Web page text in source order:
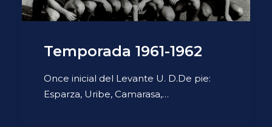
Search
Temporada 1961-1962
Once inicial del Levante U. D.De pie:
Esparza, Uribe, Camarasa,…